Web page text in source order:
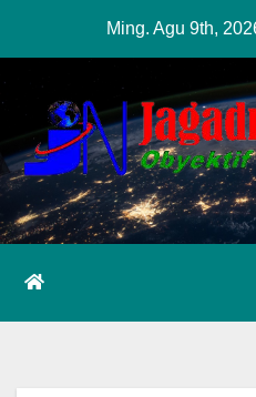
content
Ming. Agu 9th,